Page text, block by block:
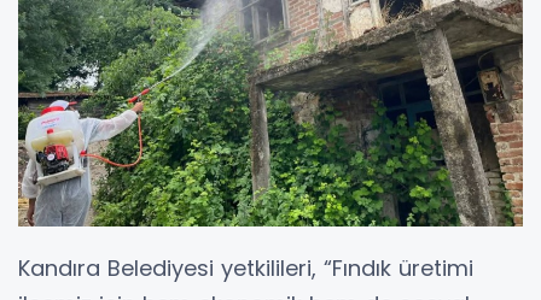
Kandıra Belediyesi yetkilileri, “Fındık üretimi